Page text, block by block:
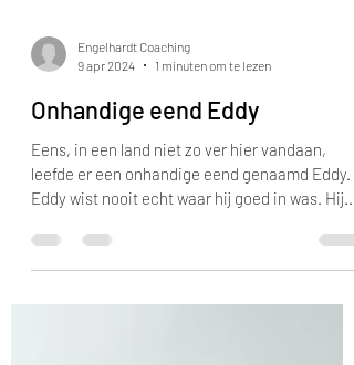
9 apr 2024
1 minuten om te lezen
Onhandige eend Eddy
Eens, in een land niet zo ver hier vandaan,
leefde er een onhandige eend genaamd Eddy.
Eddy wist nooit echt waar hij goed in was. Hij...